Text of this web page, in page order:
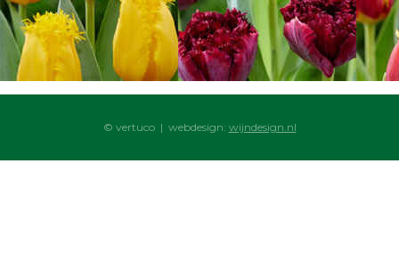
© vertuco | webdesign: wijndesign.nl